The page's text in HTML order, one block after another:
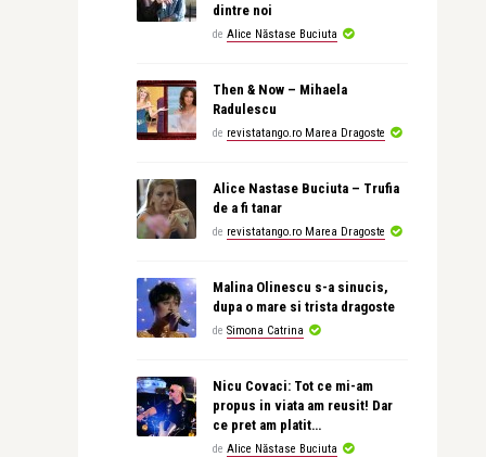
dintre noi
de Alice Năstase Buciuta
Then & Now – Mihaela
Radulescu
de revistatango.ro Marea Dragoste
Alice Nastase Buciuta – Trufia
de a fi tanar
de revistatango.ro Marea Dragoste
Malina Olinescu s-a sinucis,
dupa o mare si trista dragoste
de Simona Catrina
Nicu Covaci: Tot ce mi-am
propus in viata am reusit! Dar
ce pret am platit…
de Alice Năstase Buciuta